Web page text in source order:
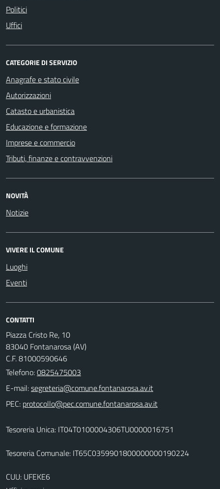
Politici
Uffici
CATEGORIE DI SERVIZIO
Anagrafe e stato civile
Autorizzazioni
Catasto e urbanistica
Educazione e formazione
Imprese e commercio
Tributi, finanze e contravvenzioni
NOVITÀ
Notizie
VIVERE IL COMUNE
Luoghi
Eventi
CONTATTI
Piazza Cristo Re, 10
83040 Fontanarosa (AV)
C.F. 81000590646
Telefono:0825475003
E-mail:
PEC:
Tesoreria Unica: IT04T0100004306TU0000016751
Tesoreria Comunale: IT65C0359901800000000190224
CUU: UFEKE6